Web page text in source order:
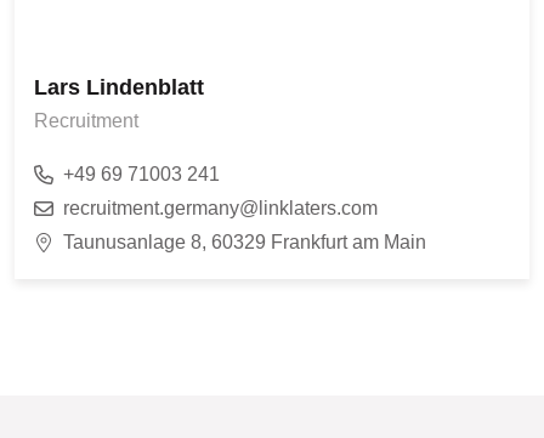
Lars Lindenblatt
Recruitment
+49 69 71003 241
recruitment.germany@linklaters.com
Taunusanlage 8, 60329 Frankfurt am Main